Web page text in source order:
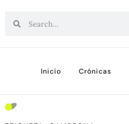
Inicio Crónicas